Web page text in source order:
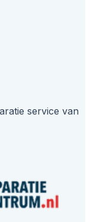
service van